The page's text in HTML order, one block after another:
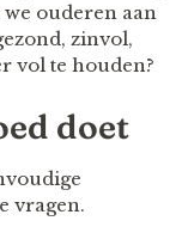
ouderen aan
zinvol,
vol te houden?
doet
vragen.